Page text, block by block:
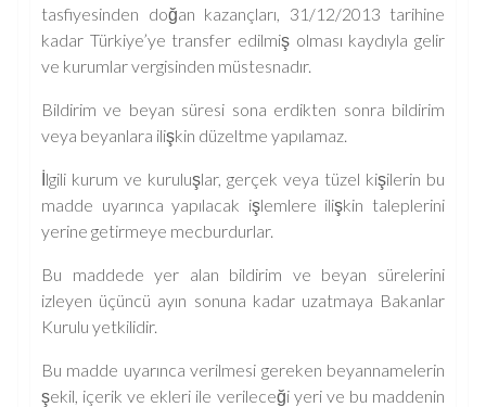
tasfiyesinden doğan kazançları, 31/12/2013 tarihine
kadar Türkiye’ye transfer edilmiş olması kaydıyla gelir
ve kurumlar vergisinden müstesnadır.
Bildirim ve beyan süresi sona erdikten sonra bildirim
veya beyanlara ilişkin düzeltme yapılamaz.
İlgili kurum ve kuruluşlar, gerçek veya tüzel kişilerin bu
madde uyarınca yapılacak işlemlere ilişkin taleplerini
yerine getirmeye mecburdurlar.
Bu maddede yer alan bildirim ve beyan sürelerini
izleyen üçüncü ayın sonuna kadar uzatmaya Bakanlar
Kurulu yetkilidir.
Bu madde uyarınca verilmesi gereken beyannamelerin
şekil, içerik ve ekleri ile verileceği yeri ve bu maddenin